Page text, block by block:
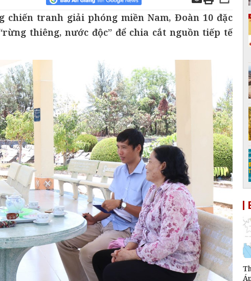
tranh giải phóng miền Nam, Đoàn 10 đặc
thiêng, nước độc” để chia cắt nguồn tiếp tế